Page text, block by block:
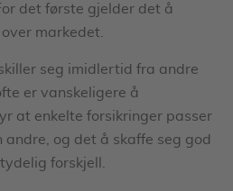
det første gjelder det å
markedet.
seg imidlertid fra andre
er vanskeligere å
at enkelte forsikringer passer
andre, og det å skaffe seg god
forskjell.